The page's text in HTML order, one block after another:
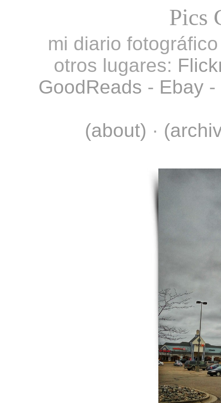
Pics
mi diario
otros lugares:
GoodReads - Ebay -
(about) ·